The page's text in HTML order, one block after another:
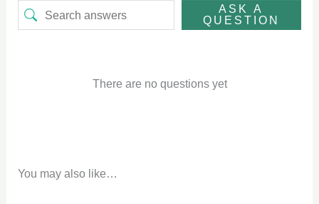
ASK A
QUESTION
There are no questions yet
You may also like…